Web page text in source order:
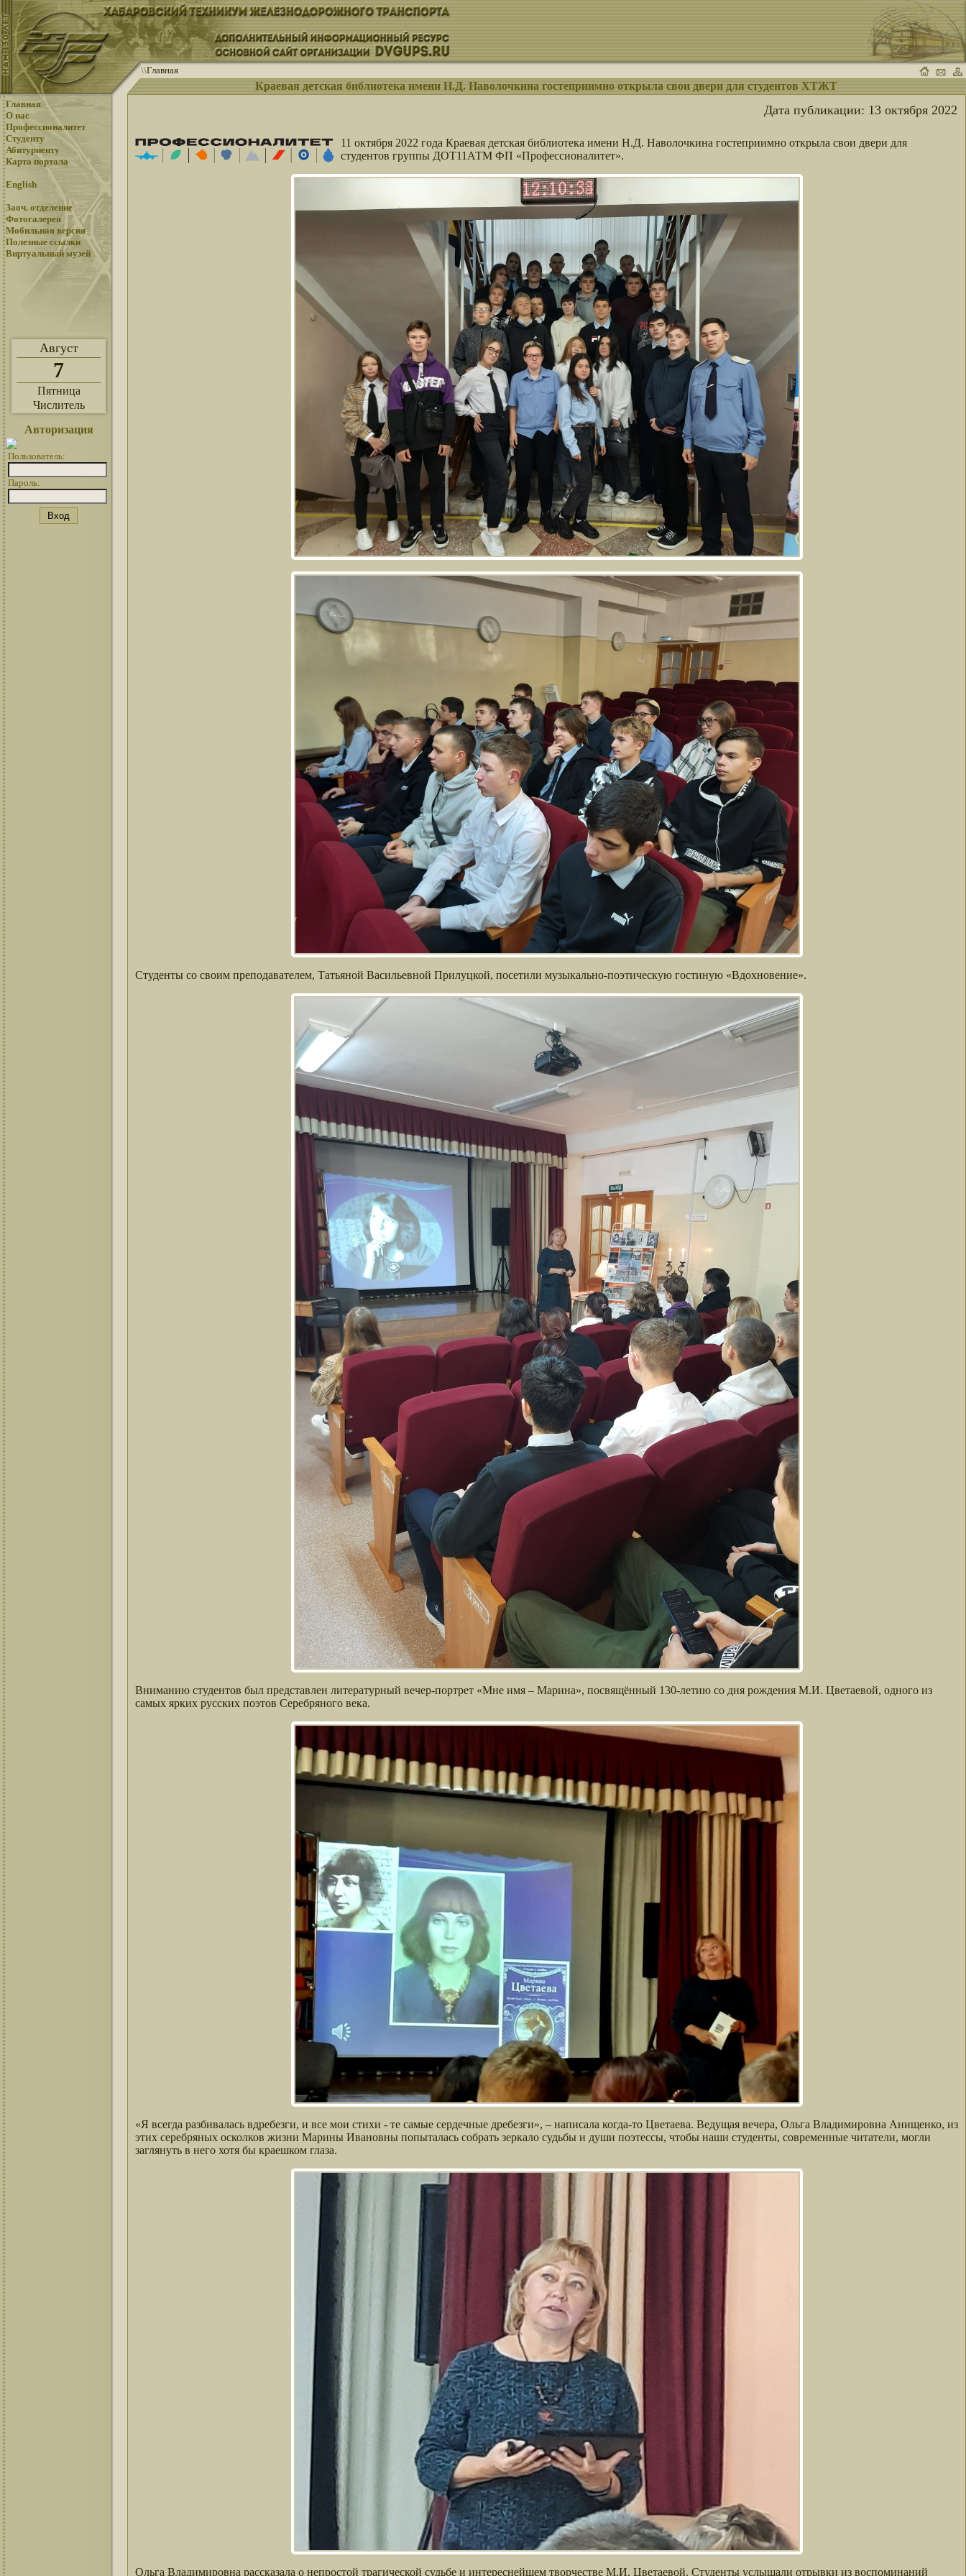
\\Главная
Краевая детская библиотека имени Н.Д. Наволочкина гостеприимно открыла свои двери для студентов ХТЖТ
Главная
О нас
Профессионалитет
Студенту
Абитуриенту
Карта портала
English
Заоч. отделение
Фотогалерея
Мобильная версия
Полезные ссылки
Виртуальный музей
Август
7
Пятница
Числитель
Авторизация
Пользователь:
Пароль:
Дата публикации: 13 октября 2022
11 октября 2022 года Краевая детская библиотека имени Н.Д. Наволочкина гостеприимно открыла свои двери для
студентов группы ДОТ11АТМ ФП «Профессионалитет».
Студенты со своим преподавателем, Татьяной Васильевной Прилуцкой, посетили музыкально-поэтическую гостиную «Вдохновение».
Вниманию студентов был представлен литературный вечер-портрет «Мне имя – Марина», посвящённый 130-летию со дня рождения М.И. Цветаевой, одного из
самых ярких русских поэтов Серебряного века.
«Я всегда разбивалась вдребезги, и все мои стихи - те самые сердечные дребезги», – написала когда-то Цветаева. Ведущая вечера, Ольга Владимировна Анищенко, из
этих серебряных осколков жизни Марины Ивановны попыталась собрать зеркало судьбы и души поэтессы, чтобы наши студенты, современные читатели, могли
заглянуть в него хотя бы краешком глаза.
Ольга Владимировна рассказала о непростой трагической судьбе и интереснейшем творчестве М.И. Цветаевой. Студенты услышали отрывки из воспоминаний